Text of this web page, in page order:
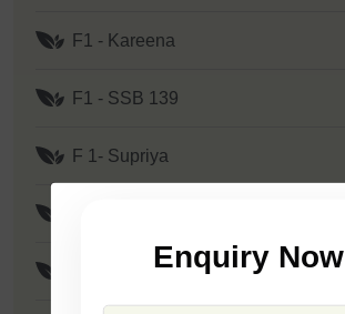
F1 - Kareena
F1 - SSB 139
F 1- Supriya
F1 - SSB 807Enquiry Now